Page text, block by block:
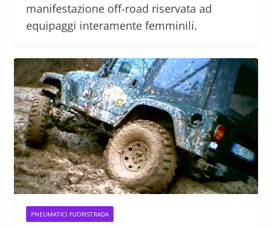
manifestazione off-road riservata ad
equipaggi interamente femminili.
PNEUMATICI FUORISTRADA